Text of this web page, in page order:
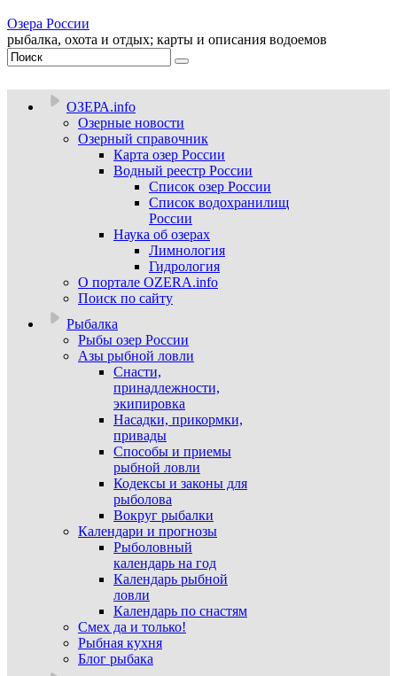
Озера России
рыбалка, охота и отдых; карты и описания водоемов
ОЗЕРА.info
Озерные новости
Озерный справочник
Карта озер России
Водный реестр России
Список озер России
Список водохранилищ
России
Наука об озерах
Лимнология
Гидрология
О портале OZERA.info
Поиск по сайту
Рыбалка
Рыбы озер России
Азы рыбной ловли
Снасти,
принадлежности,
экипировка
Насадки, прикормки,
привады
Способы и приемы
рыбной ловли
Кодексы и законы для
рыболова
Вокруг рыбалки
Календари и прогнозы
Рыболовный
календарь на год
Календарь рыбной
ловли
Календарь по снастям
Смех да и только!
Рыбная кухня
Блог рыбака